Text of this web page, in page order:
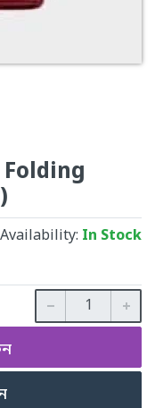
Availability: In Stock